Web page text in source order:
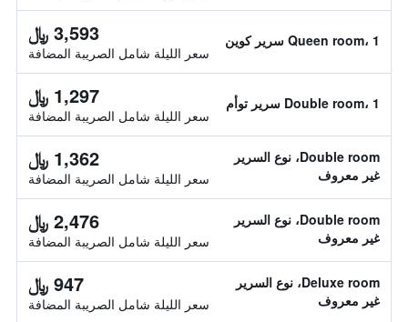
Queen room، 1 سرير كوين 3,593 ﷼
سعر الليلة شامل الصريبة المضافة
Double room، 1 سرير توأم 1,297 ﷼
سعر الليلة شامل الصريبة المضافة
Double room، نوع السرير
غير معروف
1,362 ﷼
سعر الليلة شامل الصريبة المضافة
Double room، نوع السرير
غير معروف
2,476 ﷼
سعر الليلة شامل الصريبة المضافة
Deluxe room، نوع السرير
غير معروف
947 ﷼
سعر الليلة شامل الصريبة المضافة